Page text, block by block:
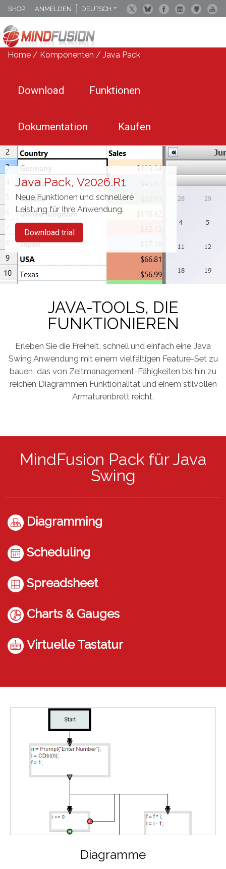
SHOP ANMELDEN
DEUTSCH
ESPANOL
Home / Komponenten / Java Pack
Download Funktionen
Dokumentation Kaufen
Java Pack, V2026.R1
Neue Funktionen und schnellere
Leistung für Ihre Anwendung.
Download trial
JAVA-TOOLS, DIE
FUNKTIONIEREN
Erleben Sie die Freiheit, schnell und einfach eine Java
Swing Anwendung mit einem vielfältigen Feature-Set zu
bauen, das von Zeitmanagement-Fähigkeiten bis hin zu
reichen Diagrammen Funktionalität und einem stilvollen
Armaturenbrett reicht.
MindFusion Pack für Java
Swing
Diagramming
Scheduling
Spreadsheet
Charts & Gauges
Virtuelle Tastatur
Diagramme